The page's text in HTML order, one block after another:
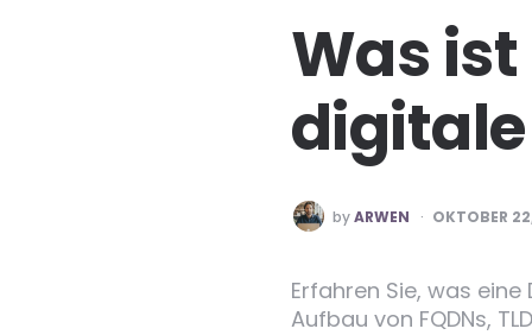
Was
POSTED
BY
by ARWEN OKTOBER
Erfahren Sie, was
Aufbau von FQDNs,